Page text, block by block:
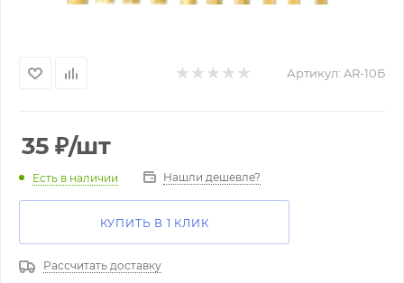
Артикул: AR-10Б
35 ₽/шт
Есть в наличии Нашли дешевле?
КУПИТЬ В 1 КЛИК
Рассчитать доставку